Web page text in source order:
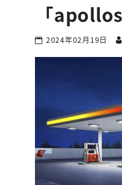
「
2024年02月19日